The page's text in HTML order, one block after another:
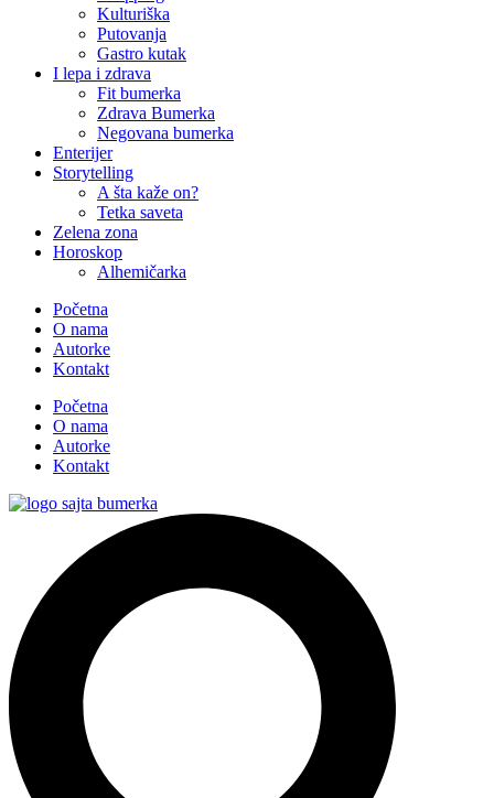
Kulturiška
Putovanja
Gastro kutak
I lepa i zdrava
Fit bumerka
Zdrava Bumerka
Negovana bumerka
Enterijer
Storytelling
A šta kaže on?
Tetka saveta
Zelena zona
Horoskop
Alhemičarka
Početna
O nama
Autorke
Kontakt
Početna
O nama
Autorke
Kontakt